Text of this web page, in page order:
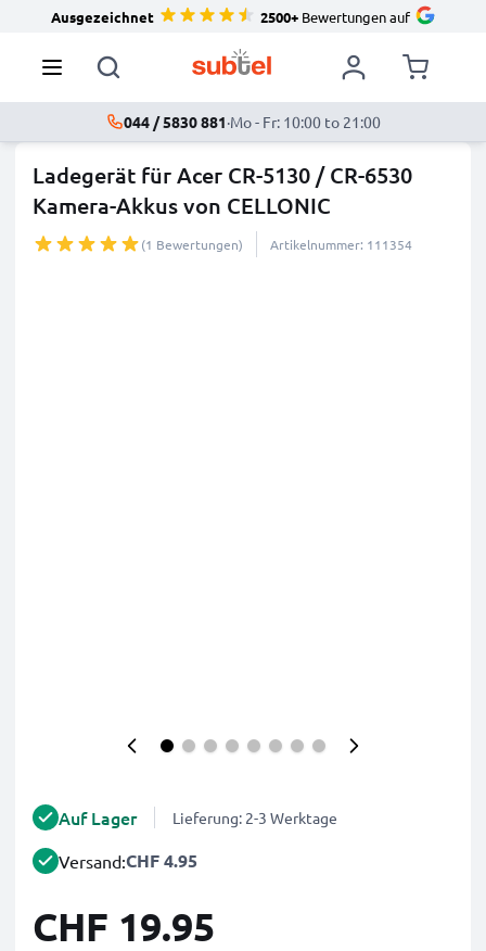
Ausgezeichnet 2500+Bewertungen auf
044 / 5830 881·Mo - Fr: 10:00 to 21:00
Ladegerät für Acer CR-5130 / CR-6530
Kamera-Akkus von CELLONIC
(1 Bewertungen) Artikelnummer: 111354
Auf Lager Lieferung: 2-3 Werktage
Versand:CHF 4.95
CHF 19.95